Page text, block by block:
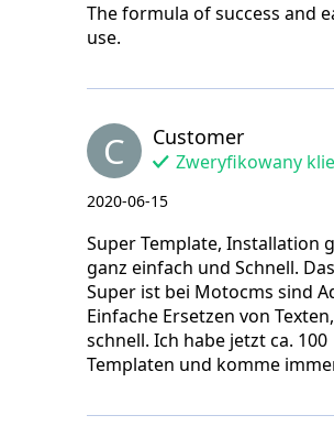
The formula of success and
use.
C Customer
Zweryfikowany
2020-06-15
Super Template, Installation
ganz einfach und Schnell.
Super ist bei Motocms sind
Einfache Ersetzen von
schnell. Ich habe jetzt ca. 100
Templaten und komme